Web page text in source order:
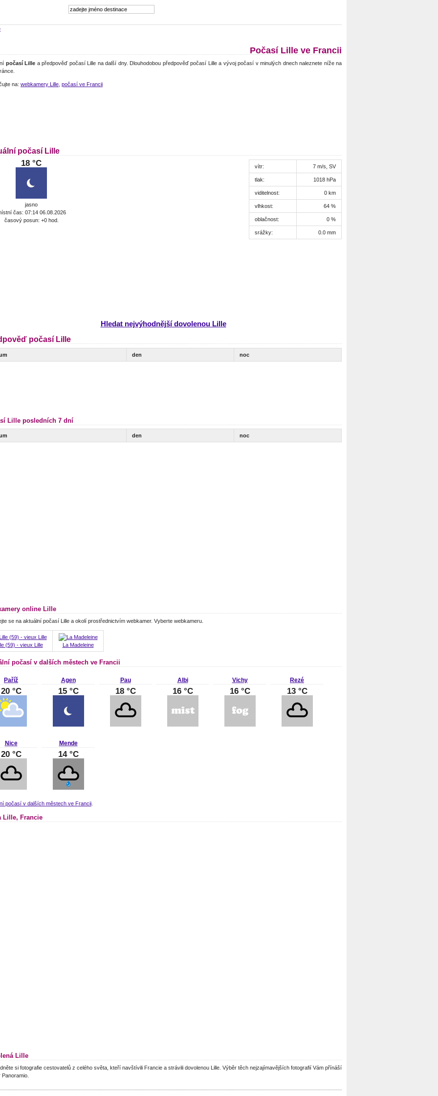
Počasí Lille ve Francii
počasí Lille a předpověď počasí Lille na další dny. Dlouhodobou předpověď počasí Lille a vývoj počasí v minulých dnech naleznete níže na
na: webkamery Lille počasí ve Francii
počasí Lille
18 °C
jasno
čas: 07:14 06.08.2026
časový posun: +0 hod.
vítr: 7 m/s, SV
tlak: 1018 hPa
viditelnost: 0 km
vlhkost: 64 %
oblačnost: 0 %
srážky: 0.0 mm
Hledat nejvýhodnější dovolenou Lille
počasí Lille
den noc
Lille posledních 7 dní
den noc
online Lille
se na aktuální počasí Lille a okolí prostřednictvím webkamer. Vyberte webkameru.
(59) - vieux Lille La Madeleine
počasí v dalších městech ve Francii
Paříž
20 °C
Agen
15 °C
Pau
18 °C
Albi
16 °C
Vichy
16 °C
Rezé
13 °C
Nice
20 °C
Mende
14 °C
počasí v dalších městech ve Francii
Lille, Francie
Lille
si fotografie cestovatelů z celého světa, kteří navštívili Francie a strávili dovolenou Lille. Výběr těch nejzajímavějších fotografií Vám přínáší